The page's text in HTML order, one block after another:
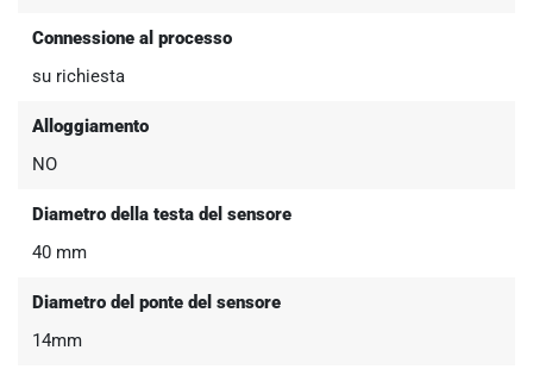
Connessione al processo
su richiesta
Alloggiamento
NO
Diametro della testa del sensore
40 mm
Diametro del ponte del sensore
14mm